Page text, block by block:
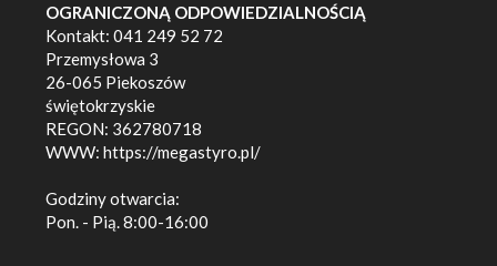
OGRANICZONĄ ODPOWIEDZIALNOŚCIĄ
Kontakt: 041 249 52 72
Przemysłowa 3
26-065 Piekoszów
świętokrzyskie
REGON: 362780718
WWW: https://megastyro.pl/
Godziny otwarcia:
Pon. - Pią. 8:00-16:00